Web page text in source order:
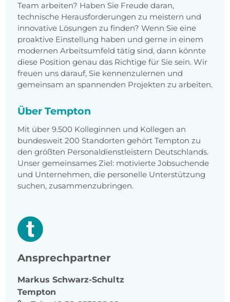
Team arbeiten? Haben Sie Freude daran,
technische Herausforderungen zu meistern und
innovative Lösungen zu finden? Wenn Sie eine
proaktive Einstellung haben und gerne in einem
modernen Arbeitsumfeld tätig sind, dann könnte
diese Position genau das Richtige für Sie sein. Wir
freuen uns darauf, Sie kennenzulernen und
gemeinsam an spannenden Projekten zu arbeiten.
Über Tempton
Mit über 9.500 Kolleginnen und Kollegen an
bundesweit 200 Standorten gehört Tempton zu
den größten Personaldienstleistern Deutschlands.
Unser gemeinsames Ziel: motivierte Jobsuchende
und Unternehmen, die personelle Unterstützung
suchen, zusammenzubringen.
Ansprechpartner
Markus Schwarz-Schultz
Tempton